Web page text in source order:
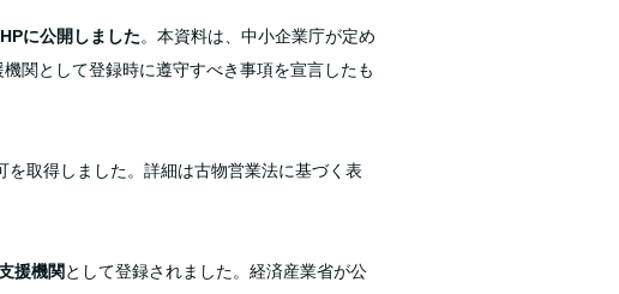
に公開しました。本資料は、中小企業庁が定め
関として登録時に遵守すべき事項を宣言したも
取得しました。詳細は古物営業法に基づく表
援機関として登録されました。経済産業省が公